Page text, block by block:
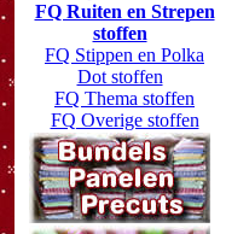
FQ Ruiten en Strepen
stoffen
FQ Stippen en Polka
Dot stoffen
FQ Thema stoffen
FQ Overige stoffen